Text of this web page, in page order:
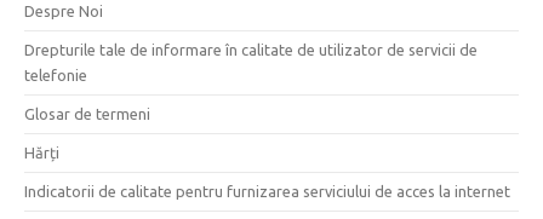
Despre Noi
Drepturile tale de informare în calitate de utilizator de servicii de
telefonie
Glosar de termeni
Hărți
Indicatorii de calitate pentru furnizarea serviciului de acces la internet